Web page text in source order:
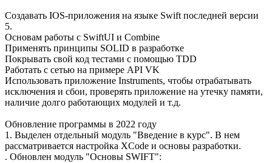
Создавать IOS-приложения на языке Swift последней версии
5.
Основам работы с SwiftUI и Combine
Применять принципы SOLID в разработке
Покрывать свой код тестами с помощью TDD
Работать с сетью на примере API VK
Использовать приложение Instruments, чтобы отрабатывать
исключения и сбои, проверять приложение на утечку памяти,
наличие долго работающих модулей и т.д.
Обновление программы в 2022 году
1. Выделен отдельный модуль "Введение в курс". В нем
рассматривается настройка XCode и основы разработки.
. Обновлен модуль "Основы SWIFT":